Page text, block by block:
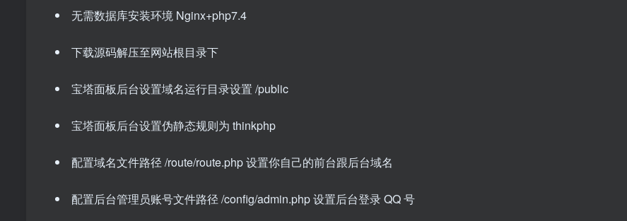
无需数据库安装环境 Nginx+php7.4
下载源码解压至网站根目录下
宝塔面板后台设置域名运行目录设置 /public
宝塔面板后台设置伪静态规则为 thinkphp
配置域名文件路径 /route/route.php 设置你自己的前台跟后台域名
配置后台管理员账号文件路径 /config/admin.php 设置后台登录 QQ 号